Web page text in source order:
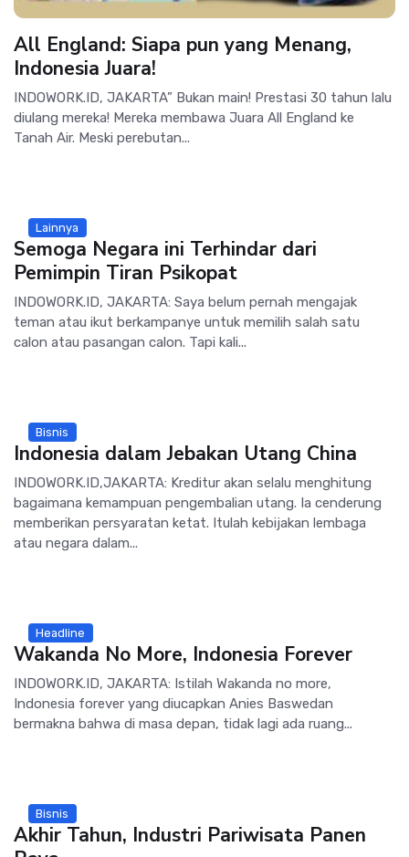
All England: Siapa pun yang Menang,
Indonesia Juara!
INDOWORK.ID, JAKARTA” Bukan main! Prestasi 30 tahun lalu
diulang mereka! Mereka membawa Juara All England ke
Tanah Air. Meski perebutan...
Lainnya
Semoga Negara ini Terhindar dari
Pemimpin Tiran Psikopat
INDOWORK.ID, JAKARTA: Saya belum pernah mengajak
teman atau ikut berkampanye untuk memilih salah satu
calon atau pasangan calon. Tapi kali...
Bisnis
Indonesia dalam Jebakan Utang China
INDOWORK.ID,JAKARTA: Kreditur akan selalu menghitung
bagaimana kemampuan pengembalian utang. Ia cenderung
memberikan persyaratan ketat. Itulah kebijakan lembaga
atau negara dalam...
Headline
Wakanda No More, Indonesia Forever
INDOWORK.ID, JAKARTA: Istilah Wakanda no more,
Indonesia forever yang diucapkan Anies Baswedan
bermakna bahwa di masa depan, tidak lagi ada ruang...
Bisnis
Akhir Tahun, Industri Pariwisata Panen